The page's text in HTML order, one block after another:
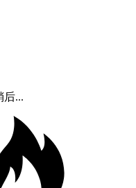
后...